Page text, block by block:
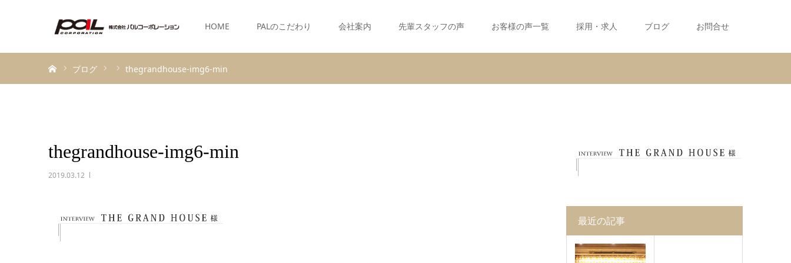
HOME PALのこだわり 会社案内 先輩スタッフの声 お客様の声一覧 採用・求人 ブログ お問合せ
ブログ thegrandhouse-img6-min
thegrandhouse-img6-min
2019.03.12
最近の記事